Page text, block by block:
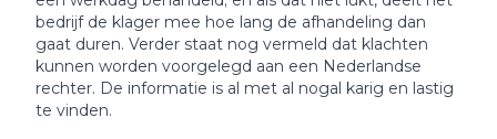
bedrijf de klager mee hoe lang de afhandeling dan
gaat duren. Verder staat nog vermeld dat klachten
kunnen worden voorgelegd aan een Nederlandse
rechter. De informatie is al met al nogal karig en lastig
te vinden.